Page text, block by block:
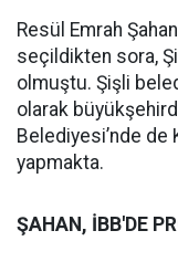
Resül Emrah
seçildikten sora,
olmuştu. Şişli
olarak
Belediyesi’nde de
yapmakta.
ŞAHAN, İBB'DE